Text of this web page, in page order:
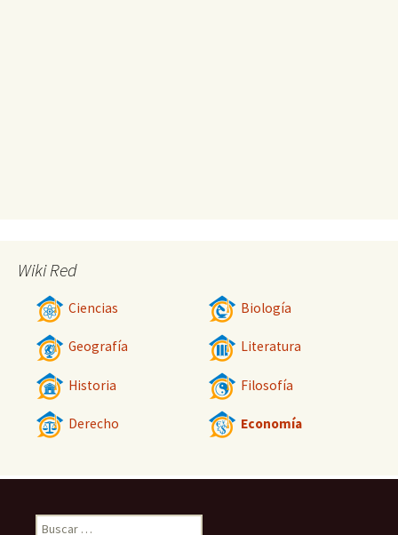
Wiki Red
Ciencias Biología
Geografía Literatura
Historia Filosofía
Derecho Economía
Buscar: